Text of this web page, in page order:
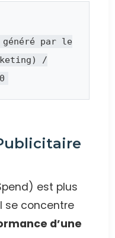
par le
/
est plus
se concentre
d’une